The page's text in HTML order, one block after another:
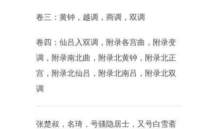
卷三 ：黄钟，越调，商调，双调
卷四 ：仙吕入双调，附录各宫曲，附录变
调，附录南北曲，附录北黄钟，附录北正
宫，附录北仙吕，附录北南吕，附录北双
调
张楚叔，名琦，号骚隐居士，又号白雪斋